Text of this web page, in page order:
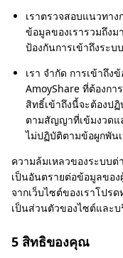
เราตรวจสอบแนวทา
ข้อมูลของเรารวมถึง
ป้องกันการเข้าถึงระ
เรา จำกัด การเข้าถึ
AmoyShare ที่ต้องก
สิทธิ์เข้าถึงนี้จะต้องป
ตามสัญญาที่เข้มงวดแ
ไม่ปฏิบัติตามข้อผูกพัน
ความล้มเหลวของระบบต่
เป็นอันตรายต่อข้อมูลขอ
จากเว็บไซต์ของเราโปร
เป็นส่วนตัวของไซต์และบ
5 สิทธิของคุณ